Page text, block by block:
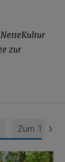
zur
Zum Thema